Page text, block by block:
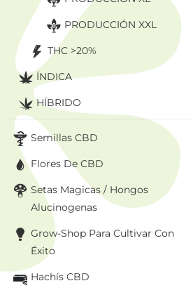
PRODUCCIÓN XXL
THC >20%
ÍNDICA
HÍBRIDO
Semillas CBD
Flores De CBD
Setas Magicas / Hongos
Alucinogenas
Grow-Shop Para Cultivar Con
Éxito
Hachís CBD